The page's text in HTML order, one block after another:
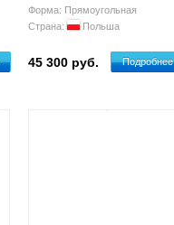
Форма: Прямоугольная
Страна:
Польша
45 300 руб. Подробнее